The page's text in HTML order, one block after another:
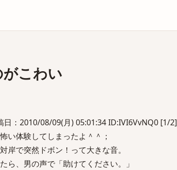
こわい
：2010/08/09(月) 05:01:34 ID:IVI6VvNQ0 [1/2]
い体験してしまったよ＾＾；
岸で突然ドボン！って大きな音。
ら、男の声で「助けてください。」